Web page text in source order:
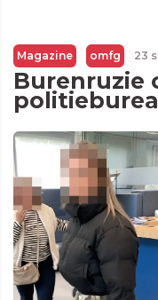
Magazine omfg 23